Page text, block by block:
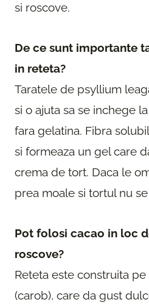
si roscove.
De ce sunt importante
in reteta?
Taratele de psyllium
si o ajuta sa se inchege
fara gelatina. Fibra
si formeaza un gel care
crema de tort. Daca le
prea moale si tortul nu
Pot folosi cacao in loc
roscove?
Reteta este construita
(carob), care da gust